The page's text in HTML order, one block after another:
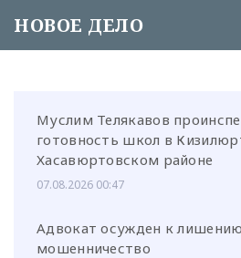
НОВОЕ ДЕЛО
Муслим Телякавов
готовность школ в
Хасавюртовском районе
07.08.2026 00:47
Адвокат осужден к
мошенничество